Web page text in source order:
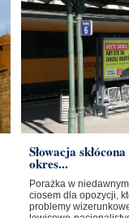
Słowacja
okres...
Porażka w
ciosem dla opozycji,
problemy